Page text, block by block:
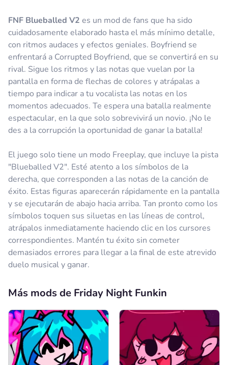
FNF Blueballed V2 es un mod de fans que ha sido
cuidadosamente elaborado hasta el más mínimo detalle,
con ritmos audaces y efectos geniales. Boyfriend se
enfrentará a Corrupted Boyfriend, que se convertirá en su
rival. Sigue los ritmos y las notas que vuelan por la
pantalla en forma de flechas de colores y atrápalas a
tiempo para indicar a tu vocalista las notas en los
momentos adecuados. Te espera una batalla realmente
espectacular, en la que solo sobrevivirá un novio. ¡No le
des a la corrupción la oportunidad de ganar la batalla!
El juego solo tiene un modo Freeplay, que incluye la pista
"Blueballed V2". Esté atento a los símbolos de la
derecha, que corresponden a las notas de la canción de
éxito. Estas figuras aparecerán rápidamente en la pantalla
y se ejecutarán de abajo hacia arriba. Tan pronto como los
símbolos toquen sus siluetas en las líneas de control,
atrápalos inmediatamente haciendo clic en los cursores
correspondientes. Mantén tu éxito sin cometer
demasiados errores para llegar a la final de este atrevido
duelo musical y ganar.
Más mods de Friday Night Funkin